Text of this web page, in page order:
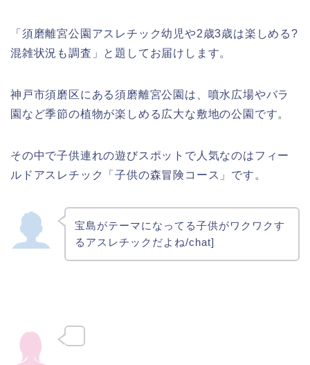
「須磨離宮公園アスレチック幼児や2歳3歳は楽しめる?
混雑状況も調査」と題してお届けします。
神戸市須磨区にある須磨離宮公園は、噴水広場やバラ
園など季節の植物が楽しめる広大な敷地の公園です。
その中で子供連れの遊びスポットで人気なのはフィー
ルドアスレチック「子供の森冒険コース」です。
宝島がテーマになってる子供がワクワクす
るアスレチックだよね/chat]